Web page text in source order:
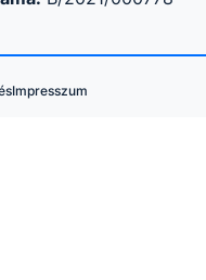
Impresszum